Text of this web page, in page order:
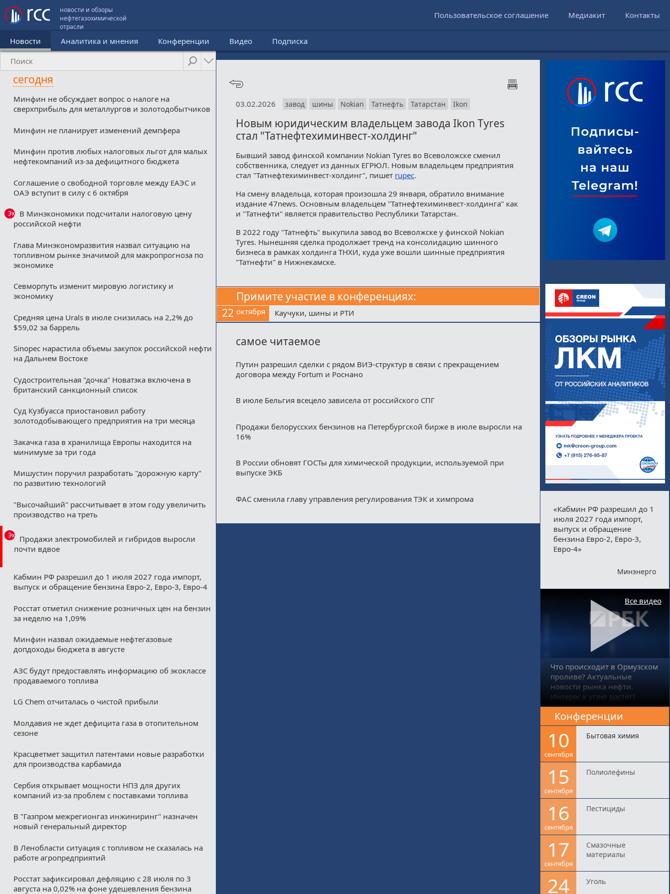
новости и обзоры
нефтегазохимической
отрасли
Пользовательское соглашение Медиакит Контакты
Новости Аналитика и мнения Конференции Видео Подписка
сегодня
Минфин не обсуждает вопрос о налоге на
сверхприбыль для металлургов и золотодобытчиков
Минфин не планирует изменений демпфера
Минфин против любых налоговых льгот для малых
нефтекомпаний из-за дефицитного бюджета
Соглашение о свободной торговле между ЕАЭС и
ОАЭ вступит в силу с 6 октября
Эксклюзив
В Минэкономики подсчитали налоговую цену
российской нефти
Глава Минэкономразвития назвал ситуацию на
топливном рынке значимой для макропрогноза по
экономике
Севморпуть изменит мировую логистику и
экономику
Средняя цена Urals в июле снизилась на 2,2% до
$59,02 за баррель
Sinopec нарастила объемы закупок российской нефти
на Дальнем Востоке
Судостроительная "дочка" Новатэка включена в
британский санкционный список
Суд Кузбуасса приостановил работу
золотодобывающего предприятия на три месяца
Закачка газа в хранилища Европы находится на
минимуме за три года
Мишустин поручил разработать "дорожную карту"
по развитию технологий
"Высочайший" рассчитывает в этом году увеличить
производство на треть
Эксклюзив
Продажи электромобилей и гибридов выросли
почти вдвое
Кабмин РФ разрешил до 1 июля 2027 года импорт,
выпуск и обращение бензина Евро-2, Евро-3, Евро-4
Росстат отметил снижение розничных цен на бензин
за неделю на 1,09%
Минфин назвал ожидаемые нефтегазовые
допдоходы бюджета в августе
АЗС будут предоставлять информацию об экоклассе
продаваемого топлива
LG Chem отчиталась о чистой прибыли
Молдавия не ждет дефицита газа в отопительном
сезоне
Красцветмет защитил патентами новые разработки
для производства карбамида
Сербия открывает мощности НПЗ для других
компаний из‑за проблем с поставками топлива
В "Газпром межрегионгаз инжиниринг" назначен
новый генеральный директор
В Ленобласти ситуация с топливом не сказалась на
работе агропредприятий
Росстат зафиксировал дефляцию с 28 июля по 3
августа на 0,02% на фоне удешевления бензина
03.02.2026 завод шины Nokian Татнефть Татарстан Ikon
Новым юридическим владельцем завода Ikon Tyres
стал "Татнефтехиминвест-холдинг"
Бывший завод финской компании Nokian Tyres во Всеволожске сменил
собственника, следует из данных ЕГРЮЛ. Новым владельцем предприятия
стал "Татнефтехиминвест-холдинг", пишет rupec.
На смену владельца, которая произошла 29 января, обратило внимание
издание 47news. Основным владельцем "Татнефтехиминвест-холдинга" как
и "Татнефти" является правительство Республики Татарстан.
В 2022 году "Татнефть" выкупила завод во Всеволжске у финской Nokian
Tyres. Нынешняя сделка продолжает тренд на консолидацию шинного
бизнеса в рамках холдинга ТНХИ, куда уже вошли шинные предприятия
"Татнефти" в Нижнекамске.
Примите участие в конференциях:
22 октября Каучуки, шины и РТИ
самое читаемое
Путин разрешил сделки с рядом ВИЭ-структур в связи с прекращением
договора между Fortum и Роснано
В июле Бельгия всецело зависела от российского СПГ
Продажи белорусских бензинов на Петербургской бирже в июле выросли на
16%
В России обновят ГОСТы для химической продукции, используемой при
выпуске ЭКБ
ФАС сменила главу управления регулирования ТЭК и химпрома
«Кабмин РФ разрешил до 1
июля 2027 года импорт,
выпуск и обращение
бензина Евро-2, Евро-3,
Евро-4»
Минэнерго
Что происходит в Ормузском
проливе? Актуальные
новости рынка нефти.
Интерес к углю растёт?
Все видео
Конференции
10
сентября
Бытовая химия
15
сентября
Полиолефины
16
сентября
Пестициды
17
сентября
Смазочные
материалы
24 Уголь